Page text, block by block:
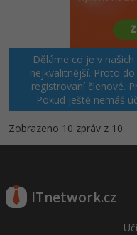
Děláme co je v
nejkvalitnější. Proto
registrovaní členové.
Pokud ještě nemáš
Zobrazeno 10 zpráv z 10.
ITnetwork.cz